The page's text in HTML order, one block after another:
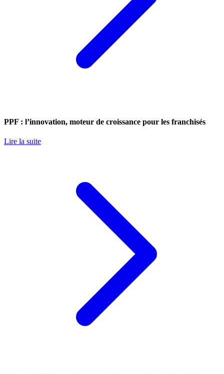
PPF : l’innovation, moteur de croissance pour les franchisés
Lire la suite